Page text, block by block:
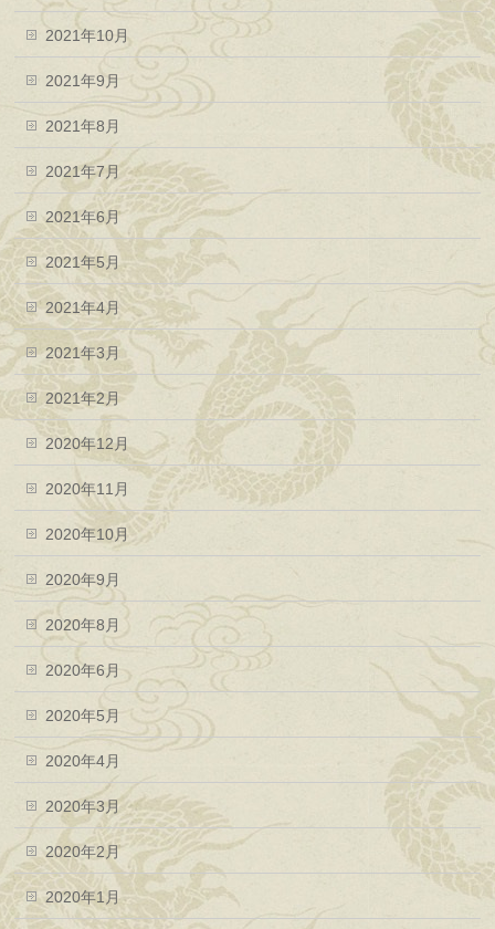
2021年10月
2021年9月
2021年8月
2021年7月
2021年6月
2021年5月
2021年4月
2021年3月
2021年2月
2020年12月
2020年11月
2020年10月
2020年9月
2020年8月
2020年6月
2020年5月
2020年4月
2020年3月
2020年2月
2020年1月